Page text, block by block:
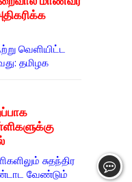
வெளியிட்ட
தமிழக
சுதந்திர
வேண்டும்